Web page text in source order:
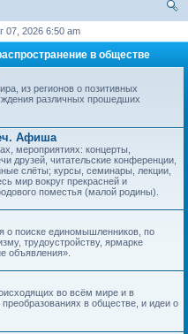
07, 2026 6:50 am
в обществе
из регионов о позитивных
различных прошедших
Афиша
мероприятиях: концерты,
друзей, читательские конференции,
слёты; курсы, семинары, лекции,
мир вокруг прекрасней и
поместья (малой родины).
о поиске единомышленников, по
трудоустройству, ярмарке
объявления».
во всём мире и в
в обществе, и идеи о